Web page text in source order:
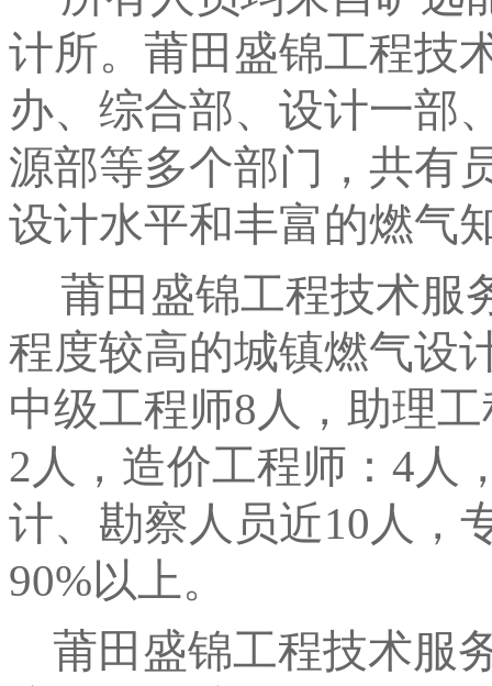
计所。莆田盛锦工程技
办、综合部、设计一部
源部等多个部门，共有
设计水平和丰富的燃气
莆田盛锦工程技术服
程度较高的城镇燃气设
中级工程师8人，助理
2人，造价工程师：4人
计、勘察人员近10人，
90%以上。
莆田盛锦工程技术服